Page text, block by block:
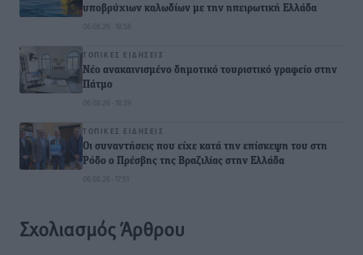
υποβρύχιων καλωδίων με την ηπειρωτική Ελλάδα
06.08.26 · 18:58
ΤΟΠΙΚΈΣ ΕΙΔΉΣΕΙΣ
Νέο ανακαινισμένο δημοτικό τουριστικό γραφείο στην
Πάτμο
06.08.26 · 18:39
ΤΟΠΙΚΈΣ ΕΙΔΉΣΕΙΣ
Οι συναντήσεις που είχε κατά την επίσκεψη του στη
Ρόδο ο Πρέσβης της Βραζιλίας στην Ελλάδα
06.08.26 · 17:51
Σχολιασμός Άρθρου